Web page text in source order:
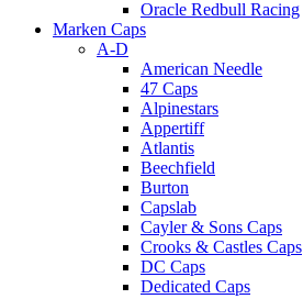
Oracle Redbull Racing
Marken Caps
A-D
American Needle
47 Caps
Alpinestars
Appertiff
Atlantis
Beechfield
Burton
Capslab
Cayler & Sons Caps
Crooks & Castles Caps
DC Caps
Dedicated Caps